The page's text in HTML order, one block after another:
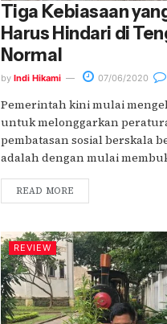
Tiga Kebiasaan
Harus Hindari di
Normal
by Indi Hikami 07/06/2020
Pemerintah kini mulai
untuk melonggarkan
pembatasan sosial berskala
adalah dengan mulai
READ MORE
REVIEW